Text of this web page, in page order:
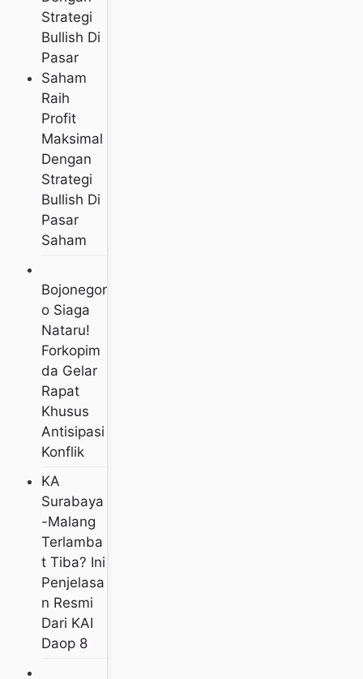
Raih
Profit
Maksimal
Dengan
Strategi
Bullish Di
Pasar
Saham
Bojonegor
O Siaga
Nataru!
Forkopim
Da Gelar
Rapat
Khusus
Antisipasi
Konflik
KA
Surabaya
-Malang
Terlamba
T Tiba? Ini
Penjelasa
N Resmi
Dari KAI
Daop 8